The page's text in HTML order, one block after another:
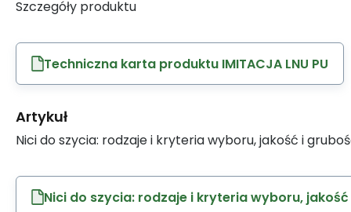
Szczegóły produktu
Techniczna karta produktu IMITACJA LNU PU
Artykuł
Nici do szycia: rodzaje i kryteria wyboru, jakość i
Nici do szycia: rodzaje i kryteria wyboru,